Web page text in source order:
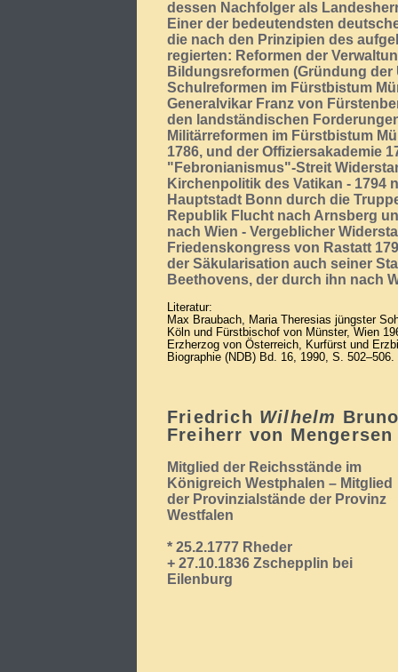
dessen Nachfolger als
Einer der bedeutendsten
die nach den Prinzipien des
regierten: Reformen der
Bildungsreformen (Gründung
Schulreformen im Fürstbistum
Generalvikar Franz von
den landständischen
Militärreformen im Fürstbistum
1786, und der Offiziersakademie
"Febronianismus"-Streit
Kirchenpolitik des Vatikan - 1794
Hauptstadt Bonn durch die
Republik Flucht nach Arnsberg
nach Wien - Vergeblicher
Friedenskongress von Rastatt
der Säkularisation auch seiner
Beethovens, der durch ihn nach
Literatur:
Max Braubach, Maria Theresias jüngster
Köln und Fürstbischof von Münster, Wien
Erzherzog von Österreich, Kurfürst und
Biographie (NDB) Bd. 16, 1990, S. 502–506.
Friedrich Wilhelm
Freiherr von Mengersen
Mitglied der Reichsstände im
Königreich Westphalen – Mitglied
der Provinzialstände der Provinz
Westfalen
* 25.2.1777 Rheder
+ 27.10.1836 Zschepplin bei
Eilenburg